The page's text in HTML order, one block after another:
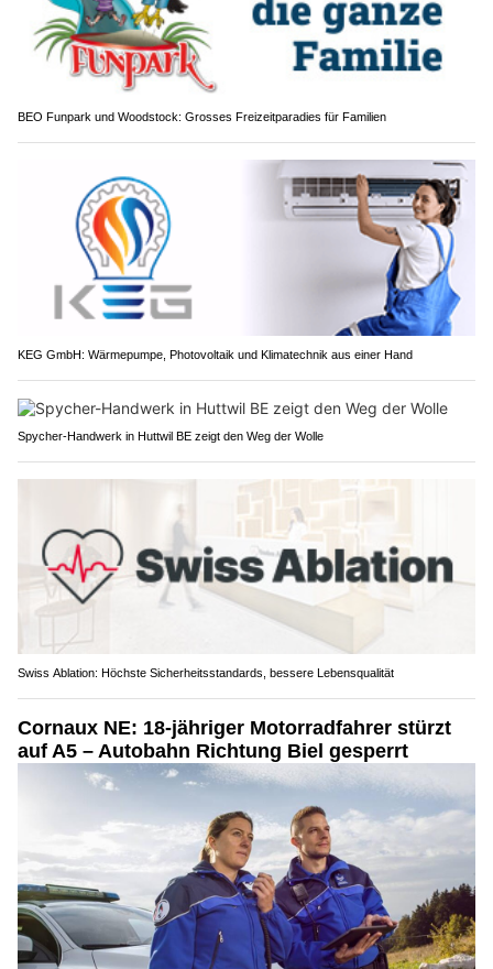
BEO Funpark und Woodstock: Grosses Freizeitparadies für Familien
KEG GmbH: Wärmepumpe, Photovoltaik und Klimatechnik aus einer Hand
Spycher-Handwerk in Huttwil BE zeigt den Weg der Wolle
Swiss Ablation: Höchste Sicherheitsstandards, bessere Lebensqualität
Cornaux NE: 18-jähriger Motorradfahrer stürzt
auf A5 – Autobahn Richtung Biel gesperrt